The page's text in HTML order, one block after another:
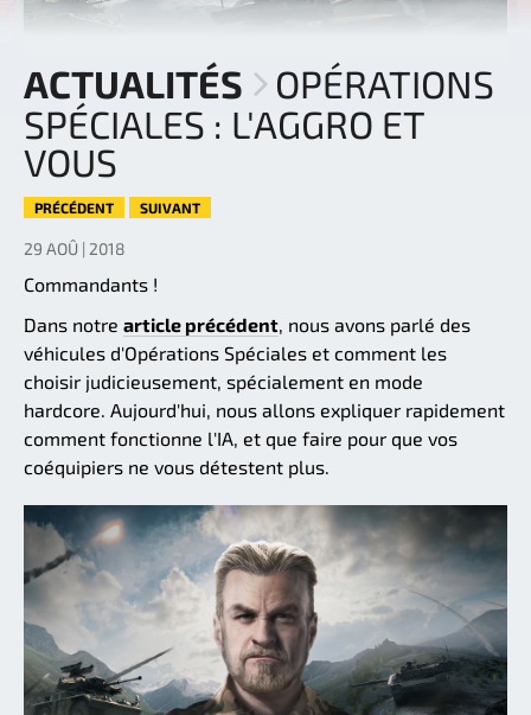
ACTUALITÉS
OPÉRATIONS
SPÉCIALES : L'AGGRO ET
VOUS
PRÉCÉDENT SUIVANT
29 AOÛ | 2018
Commandants !
Dans notre article précédent, nous avons parlé des
véhicules d'Opérations Spéciales et comment les
choisir judicieusement, spécialement en mode
hardcore. Aujourd'hui, nous allons expliquer rapidement
comment fonctionne l'IA, et que faire pour que vos
coéquipiers ne vous détestent plus.